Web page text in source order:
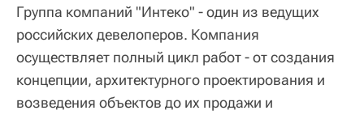
Группа компаний "Интеко" - один из ведущих
российских девелоперов. Компания
осуществляет полный цикл работ - от создания
концепции, архитектурного проектирования и
возведения объектов до их продажи и